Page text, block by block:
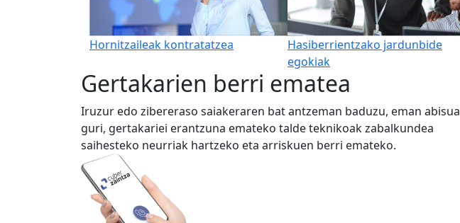
Hornitzaileak kontratatzea
Hasiberrientzako jardunbide
egokiak
Gertakarien berri ematea
Iruzur edo zibereraso saiakeraren bat antzeman baduzu, eman abisua
guri, gertakariei erantzuna emateko talde teknikoak zabalkundea
saihesteko neurriak hartzeko eta arriskuen berri emateko.